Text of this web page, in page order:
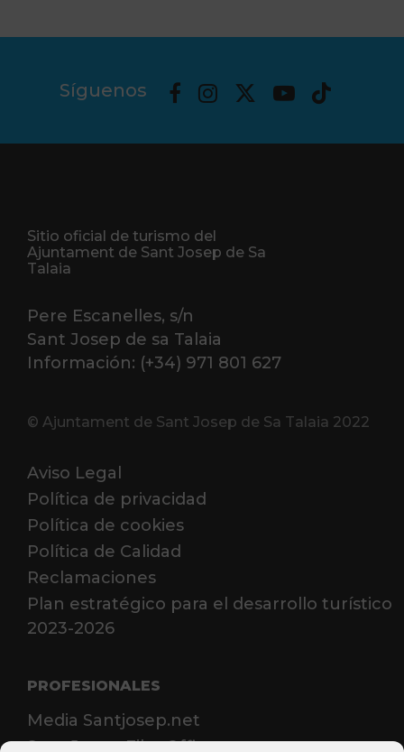
Síguenos
Sitio oficial de turismo del
Ajuntament de Sant Josep de Sa
Talaia
Pere Escanelles, s/n
Sant Josep de sa Talaia
Información: (+34) 971 801 627
© Ajuntament de Sant Josep de Sa Talaia 2022
Aviso Legal
Política de privacidad
Política de cookies
Política de Calidad
Reclamaciones
Plan estratégico para el desarrollo turístico
2023-2026
PROFESIONALES
Media Santjosep.net
Sant Josep Film Office